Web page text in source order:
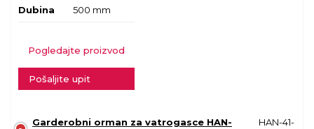
Dubina 500 mm
Pogledajte proizvod
Pošaljite upit
Garderobni orman za vatrogasce HAN-
HAN-41-